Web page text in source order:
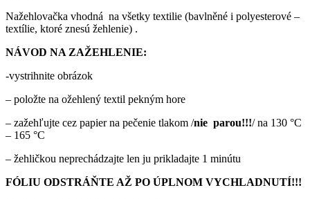
Nažehlovačka vhodná na všetky textilie (bavlněné i polyesterové –
textílie, ktoré znesú žehlenie) .
NÁVOD NA ZAŽEHLENIE:
-vystrihnite obrázok
– položte na ožehlený textil pekným hore
– zažehľujte cez papier na pečenie tlakom /nie parou!!!/ na 130 °C
– 165 °C
– žehličkou neprechádzajte len ju prikladajte 1 minútu
FÓLIU ODSTRÁŇTE AŽ PO ÚPLNOM VYCHLADNUTÍ!!!